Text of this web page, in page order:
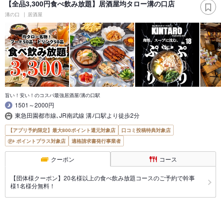
【全品3,300円食べ飲み放題】居酒屋均タロー溝の口店
溝の口 居酒屋
旨い！安い！のコスパ最強居酒屋/溝の口駅
1501～2000円
東急田園都市線､JR南武線 溝ﾉ口駅より徒歩2分
【アプリ予約限定】最大800ポイント還元対象店
口コミ投稿特典対象店
ポイントプラス対象店
適格請求書発行事業者
クーポン コース
【団体様クーポン】20名様以上の食べ飲み放題コースのご予約で幹事
様1名様分無料！